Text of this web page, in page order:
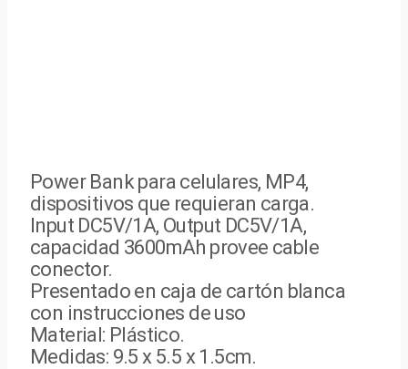
Power Bank para celulares, MP4,
dispositivos que requieran carga.
Input DC5V/1A, Output DC5V/1A,
capacidad 3600mAh provee cable
conector.
Presentado en caja de cartón blanca
con instrucciones de uso
Material: Plástico.
Medidas: 9.5 x 5.5 x 1.5cm.